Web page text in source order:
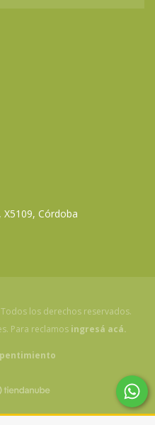
X5109, Córdoba
los derechos reservados.
Para reclamos ingresá acá.